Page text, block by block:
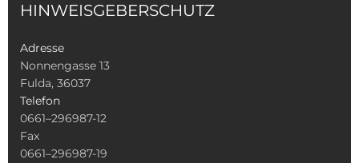
HINWEISGEBERSCHUTZ
Adresse
Nonnengasse 13
Fulda, 36037
Telefon
0661–296987-12
Fax
0661–296987-19